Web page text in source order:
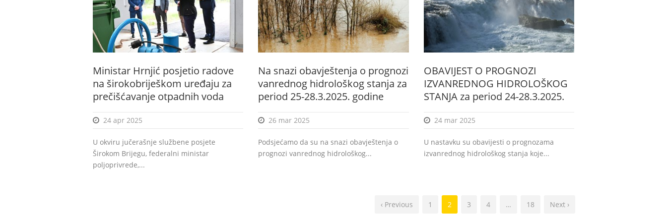
Ministar Hrnjić posjetio radove
na širokobriješkom uređaju za
prečišćavanje otpadnih voda
24 apr 2025
U okviru jučerašnje službene posjete
Širokom Brijegu, federalni ministar
poljoprivrede,...
Na snazi obavještenja o prognozi
vanrednog hidrološkog stanja za
period 25-28.3.2025. godine
26 mar 2025
Podsjećamo da su na snazi obavještenja o
prognozi vanrednog hidrološkog...
OBAVIJEST O PROGNOZI
IZVANREDNOG HIDROLOŠKOG
STANJA za period 24-28.3.2025.
24 mar 2025
U nastavku su obavijesti o prognozama
izvanrednog hidrološkog stanja koje...
‹ Previous 1 2 3 4 … 18 Next ›